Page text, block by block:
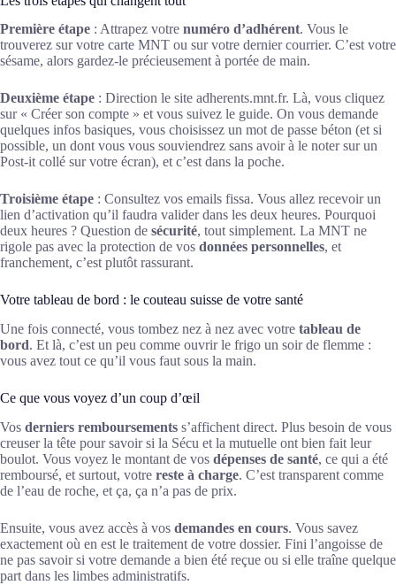
Première étape : Attrapez votre numéro d’adhérent. Vous le
trouverez sur votre carte MNT ou sur votre dernier courrier. C’est votre
sésame, alors gardez-le précieusement à portée de main.
Deuxième étape : Direction le site adherents.mnt.fr. Là, vous cliquez
sur « Créer son compte » et vous suivez le guide. On vous demande
quelques infos basiques, vous choisissez un mot de passe béton (et si
possible, un dont vous vous souviendrez sans avoir à le noter sur un
Post-it collé sur votre écran), et c’est dans la poche.
Troisième étape : Consultez vos emails fissa. Vous allez recevoir un
lien d’activation qu’il faudra valider dans les deux heures. Pourquoi
deux heures ? Question de sécurité, tout simplement. La MNT ne
rigole pas avec la protection de vos données personnelles, et
franchement, c’est plutôt rassurant.
Votre tableau de bord : le couteau suisse de votre santé
Une fois connecté, vous tombez nez à nez avec votre tableau de
bord. Et là, c’est un peu comme ouvrir le frigo un soir de flemme :
vous avez tout ce qu’il vous faut sous la main.
Ce que vous voyez d’un coup d’œil
Vos derniers remboursements s’affichent direct. Plus besoin de vous
creuser la tête pour savoir si la Sécu et la mutuelle ont bien fait leur
boulot. Vous voyez le montant de vos dépenses de santé, ce qui a été
remboursé, et surtout, votre reste à charge. C’est transparent comme
de l’eau de roche, et ça, ça n’a pas de prix.
Ensuite, vous avez accès à vos demandes en cours. Vous savez
exactement où en est le traitement de votre dossier. Fini l’angoisse de
ne pas savoir si votre demande a bien été reçue ou si elle traîne quelque
part dans les limbes administratifs.